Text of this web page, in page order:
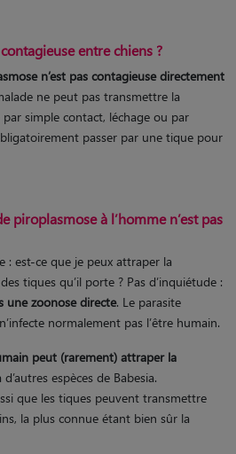
entre chiens ?
n’est pas contagieuse directement
ne peut pas transmettre la
simple contact, léchage ou par
passer par une tique pour
piroplasmose à l’homme n’est pas
: est-ce que je peux attraper la
tiques qu’il porte ? Pas d’inquiétude :
une zoonose directe. Le parasite
normalement pas l’être humain.
peut (rarement) attraper la
espèces de Babesia.
que les tiques peuvent transmettre
la plus connue étant bien sûr la